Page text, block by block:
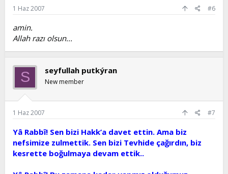
1 Haz 2007 #6
amin.
Allah razı olsun...
S seyfullah putkýran
New member
1 Haz 2007 #7
Yâ Rabbî! Sen bizi Hakk’a davet ettin. Ama biz
nefsimize zulmettik. Sen bizi Tevhide çağırdın, biz
kesrette boğulmaya devam ettik..